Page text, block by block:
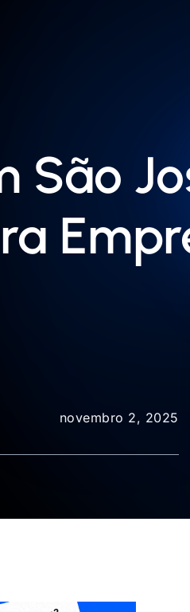
São
novembro 2, 2025